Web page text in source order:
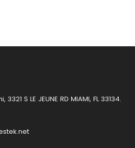
S LE JEUNE RD MIAMI, FL 33134.